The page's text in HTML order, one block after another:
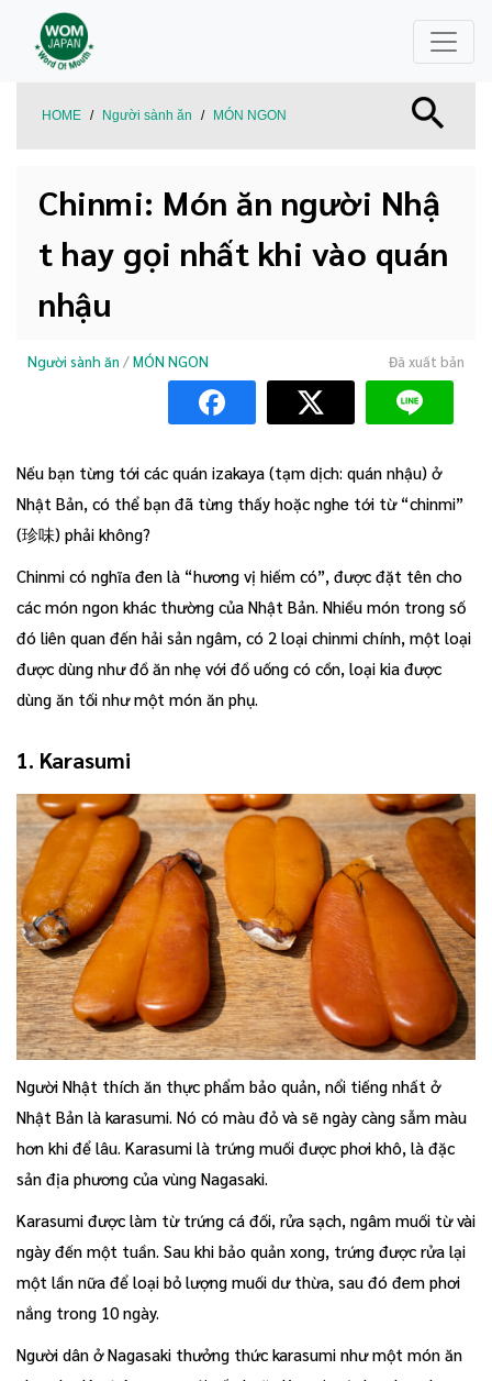
HOME / Người sành ăn / MÓN NGON
Chinmi: Món ăn người Nhậ
t hay gọi nhất khi vào quán
nhậu
Người sành ăn /MÓN NGON Đã xuất bản
Nếu bạn từng tới các quán izakaya (tạm dịch: quán nhậu) ở
Nhật Bản, có thể bạn đã từng thấy hoặc nghe tới từ “chinmi”
(珍味) phải không?
Chinmi có nghĩa đen là “hương vị hiếm có”, được đặt tên cho
các món ngon khác thường của Nhật Bản. Nhiều món trong số
đó liên quan đến hải sản ngâm, có 2 loại chinmi chính, một loại
được dùng như đồ ăn nhẹ với đồ uống có cồn, loại kia được
dùng ăn tối như một món ăn phụ.
1. Karasumi
Người Nhật thích ăn thực phẩm bảo quản, nổi tiếng nhất ở
Nhật Bản là karasumi. Nó có màu đỏ và sẽ ngày càng sẫm màu
hơn khi để lâu. Karasumi là trứng muối được phơi khô, là đặc
sản địa phương của vùng Nagasaki.
Karasumi được làm từ trứng cá đối, rửa sạch, ngâm muối từ vài
ngày đến một tuần. Sau khi bảo quản xong, trứng được rửa lại
một lần nữa để loại bỏ lượng muối dư thừa, sau đó đem phơi
nắng trong 10 ngày.
Người dân ở Nagasaki thưởng thức karasumi như một món ăn